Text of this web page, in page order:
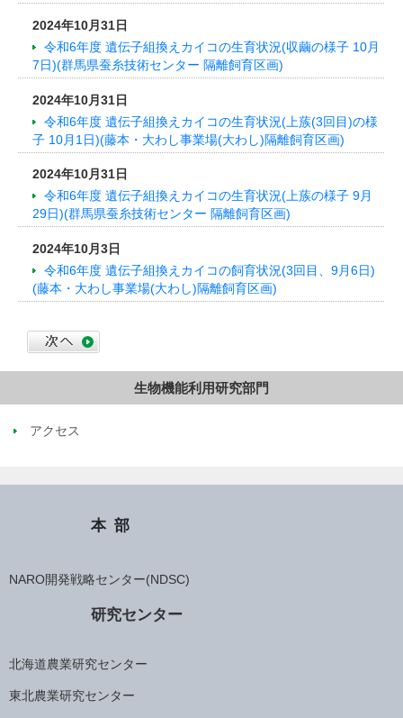
2024年10月31日
令和6年度 遺伝子組換えカイコの生育状況(収繭の様子 10月
7日)(群馬県蚕糸技術センター 隔離飼育区画)
2024年10月31日
令和6年度 遺伝子組換えカイコの生育状況(上蔟(3回目)の様
子 10月1日)(藤本・大わし事業場(大わし)隔離飼育区画)
2024年10月31日
令和6年度 遺伝子組換えカイコの生育状況(上蔟の様子 9月
29日)(群馬県蚕糸技術センター 隔離飼育区画)
2024年10月3日
令和6年度 遺伝子組換えカイコの飼育状況(3回目、9月6日)
(藤本・大わし事業場(大わし)隔離飼育区画)
生物機能利用研究部門
アクセス
本部
NARO開発戦略センター(NDSC)
研究センター
北海道農業研究センター
東北農業研究センター